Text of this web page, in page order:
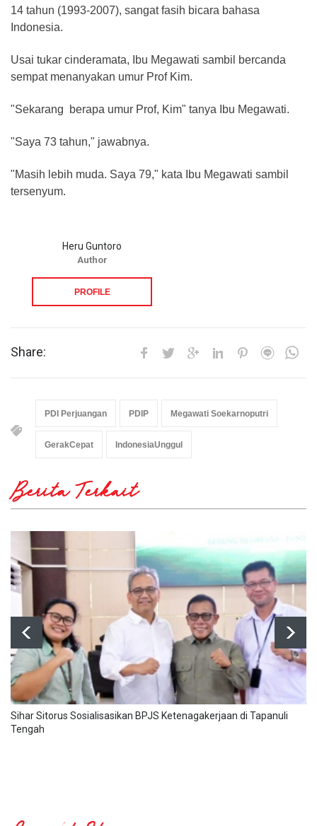
14 tahun (1993-2007), sangat fasih bicara bahasa
Indonesia.
Usai tukar cinderamata, Ibu Megawati sambil bercanda
sempat menanyakan umur Prof Kim.
"Sekarang berapa umur Prof, Kim" tanya Ibu Megawati.
"Saya 73 tahun," jawabnya.
"Masih lebih muda. Saya 79," kata Ibu Megawati sambil
tersenyum.
Heru Guntoro
Author
PROFILE
Share:
PDI Perjuangan PDIP Megawati Soekarnoputri
GerakCepat IndonesiaUnggul
Berita Terkait
Sihar Sitorus Sosialisasikan BPJS Ketenagakerjaan di Tapanuli
Tengah